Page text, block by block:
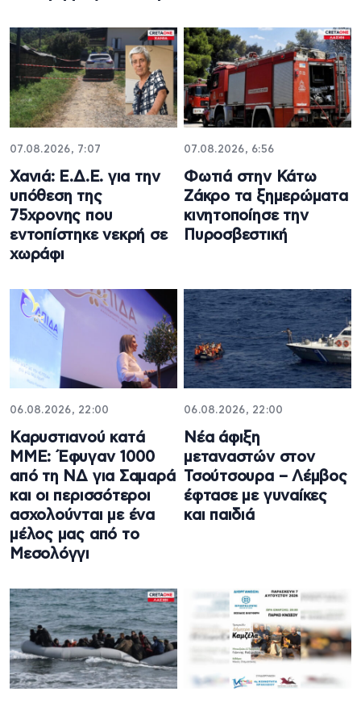
07.08.2026, 7:07
Χανιά: Ε.Δ.Ε. για την
υπόθεση της
75χρονης που
εντοπίστηκε νεκρή σε
χωράφι
07.08.2026, 6:56
Φωτιά στην Κάτω
Ζάκρο τα ξημερώματα
κινητοποίησε την
Πυροσβεστική
06.08.2026, 22:00
Καρυστιανού κατά
ΜΜΕ: Έφυγαν 1000
από τη ΝΔ για Σαμαρά
και οι περισσότεροι
ασχολούνται με ένα
μέλος μας από το
Μεσολόγγι
06.08.2026, 22:00
Νέα άφιξη
μεταναστών στον
Τσούτσουρα – Λέμβος
έφτασε με γυναίκες
και παιδιά